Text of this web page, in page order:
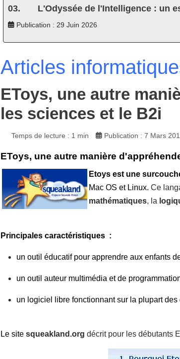
L'Odyssée de l'Intelligence : un
Publication : 29 Juin 2026
Articles
EToys, une autre
les sciences et le B2i
Temps de lecture : 1 min Publication : 7 Mars
EToys, une autre manière
Etoys est une
Mac OS et Linux. Ce
mathématiques, la
Principales caractéristiques :
un outil éducatif pour apprendre aux enfants
un outil auteur multimédia et de
un logiciel libre fonctionnant sur la plupart
Le site squeakland.org décrit pour les débutants